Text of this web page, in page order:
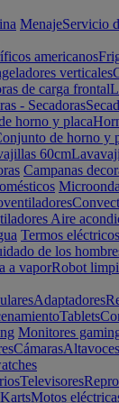
MenajeServicio
americanos
verticales
de carga frontal
- Secadoras
horno y placa
de horno y
60cm
Campanas
Aire
Termos eléctricos
de los
a vaporRobot
Adaptadores
Tablets
Monitores
CámarasAltavoces
Televisores
KartsMotos